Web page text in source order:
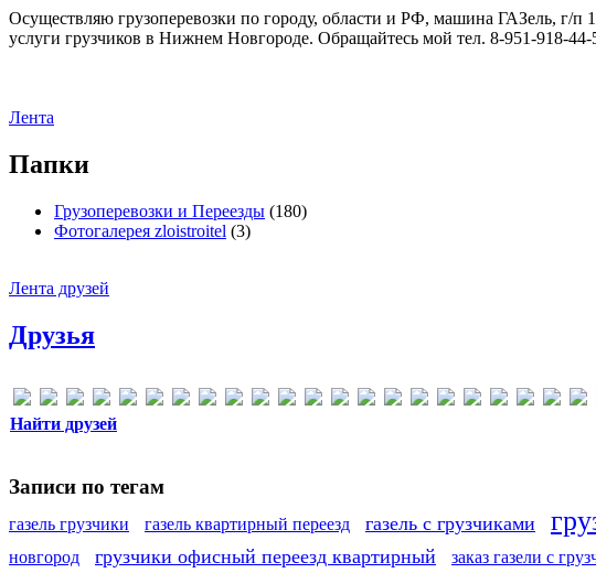
Осуществляю грузоперевозки по городу, области и РФ, машина ГАЗель, г/
услуги грузчиков в Нижнем Новгороде. Обращайтесь мой тел. 8-951-918-44-
Лента
Папки
Грузоперевозки и Переезды (180)
Фотогалерея zloistroitel (3)
Лента друзей
Друзья
Найти друзей
Записи по тегам
газель грузчики газель квартирный переезд газель с грузчиками
новгород
грузчики офисный переезд квартирный заказ газели с